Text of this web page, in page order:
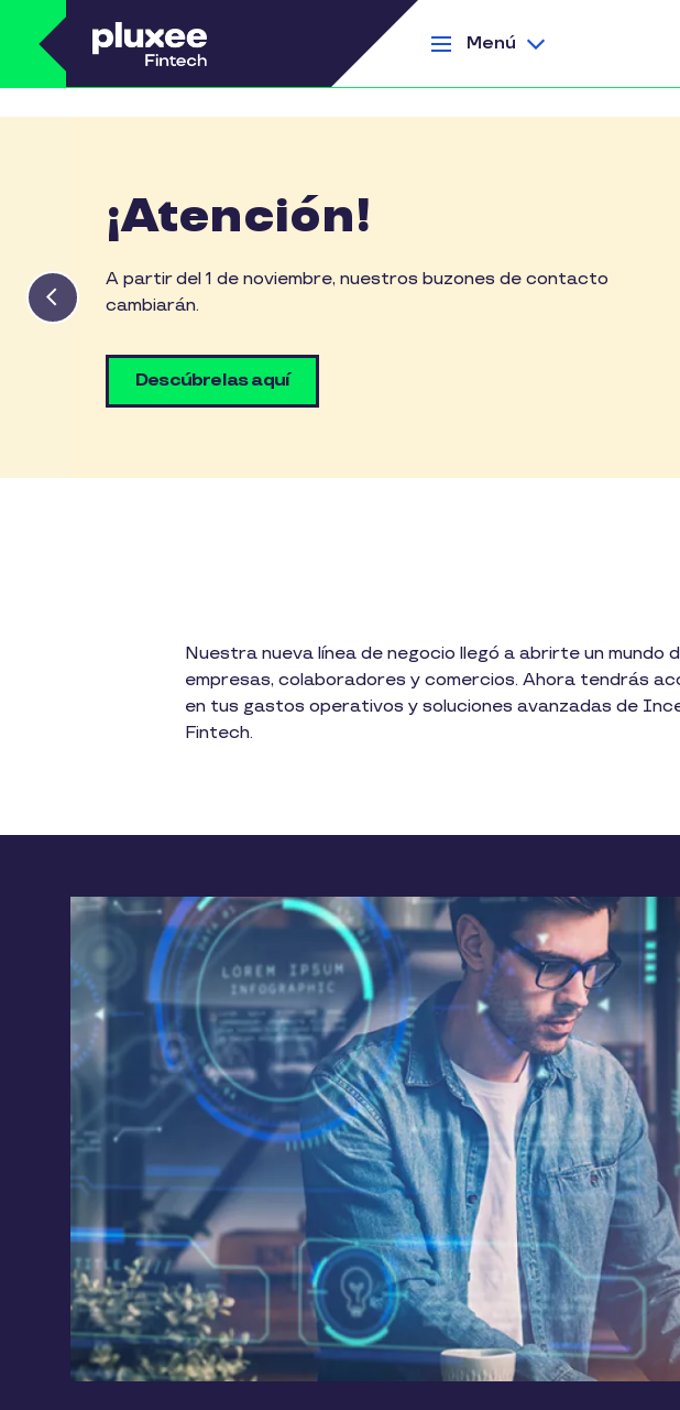
Pasar al contenido principal
Menú
¡Atención!
A partir del 1 de noviembre, nuestros buzones de contacto
cambiarán.
Descúbrelas aquí
Nuestra nueva línea de negocio llegó a abrirte un
empresas, colaboradores y comercios. Ahora tendrás
en tus gastos operativos y soluciones avanzadas de
Fintech.